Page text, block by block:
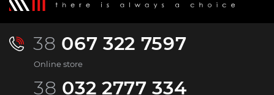
38 067 322 7597
Online store
38 032 2777 334